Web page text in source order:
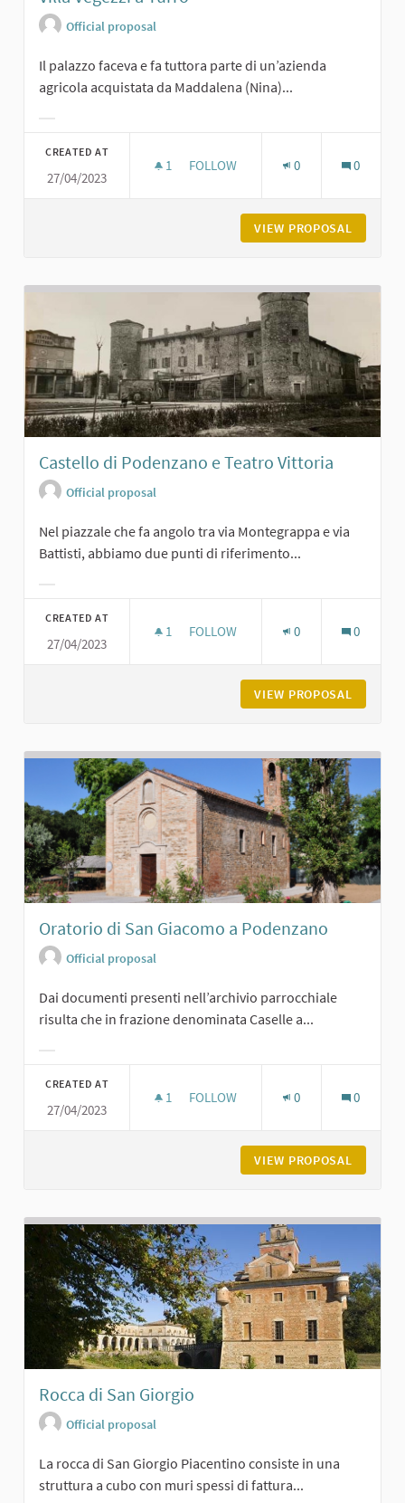
Official proposal
Il palazzo faceva e fa tuttora parte di un’azienda
agricola acquistata da Maddalena (Nina)...
CREATED AT
27/04/2023
1 1 FOLLOWER
FOLLOW 0 0
VIEW PROPOSAL
Castello di Podenzano e Teatro Vittoria
Official proposal
Nel piazzale che fa angolo tra via Montegrappa e via
Battisti, abbiamo due punti di riferimento...
CREATED AT
27/04/2023
1 1 FOLLOWER
FOLLOW 0 0
VIEW PROPOSAL
Oratorio di San Giacomo a Podenzano
Official proposal
Dai documenti presenti nell’archivio parrocchiale
risulta che in frazione denominata Caselle a...
CREATED AT
27/04/2023
1 1 FOLLOWER
FOLLOW 0 0
VIEW PROPOSAL
Rocca di San Giorgio
Official proposal
La rocca di San Giorgio Piacentino consiste in una
struttura a cubo con muri spessi di fattura...